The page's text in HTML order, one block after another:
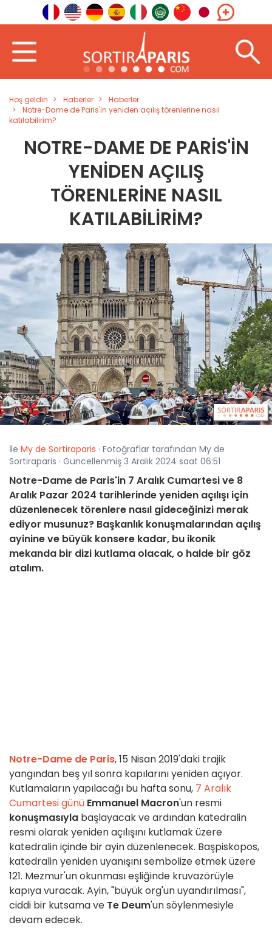
Hoş geldin Haberler
Haberler
Notre-Dame de Paris'in yeniden açılış törenlerine nasıl
katılabilirim?
NOTRE-DAME DE PARIS'IN
YENIDEN AÇILIŞ
TÖRENLERINE NASIL
KATILABILIRIM?
İle My de Sortiraparis · Fotoğraflar tarafından My de
Sortiraparis · Güncellenmiş 3 Aralık 2024 saat 06:51
Notre-Dame de Paris'in 7 Aralık Cumartesi ve 8
Aralık Pazar 2024 tarihlerinde yeniden açılışı için
düzenlenecek törenlere nasıl gideceğinizi merak
ediyor musunuz? Başkanlık konuşmalarından açılış
ayinine ve büyük konsere kadar, bu ikonik
mekanda bir dizi kutlama olacak, o halde bir göz
atalım.
Notre-Dame de Paris, 15 Nisan 2019'daki trajik
yangından beş yıl sonra kapılarını yeniden açıyor.
Kutlamaların yapılacağı bu hafta sonu, 7 Aralık
Cumartesi günü Emmanuel Macron'un resmi
konuşmasıyla başlayacak ve ardından katedralin
resmi olarak yeniden açılışını kutlamak üzere
katedralin içinde bir ayin düzenlenecek. Başpiskopos,
katedralin yeniden uyanışını sembolize etmek üzere
121. Mezmur'un okunması eşliğinde kruvazörüyle
kapıya vuracak. Ayin, "büyük org'un uyandırılması",
ciddi bir kutsama ve Te Deum'un söylenmesiyle
devam edecek.